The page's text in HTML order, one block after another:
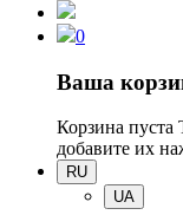
0
Ваша
Корзина пуста
добавите их
RU
UA